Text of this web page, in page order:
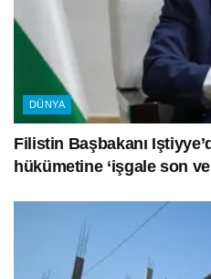
DÜNYA
Filistin Başbakanı
hükümetine ‘işgale son